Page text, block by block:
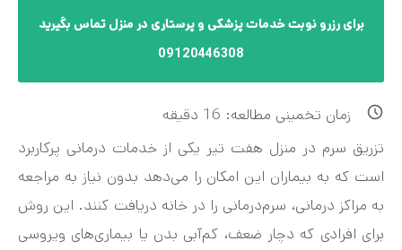
برای رزرو نوبت خدمات پزشکی و پرستاری در منزل تماس بگیرید
09120446308
زمان تخمینی مطالعه: 16 دقیقه
تزریق سرم در منزل هفت‌ تیر یکی از خدمات درمانی پرکاربرد
است که به بیماران این امکان را می‌دهد بدون نیاز به مراجعه
به مراکز درمانی، سرم‌درمانی را در خانه دریافت کنند. این روش
برای افرادی که دچار ضعف، کم‌آبی بدن یا بیماری‌های ویروسی